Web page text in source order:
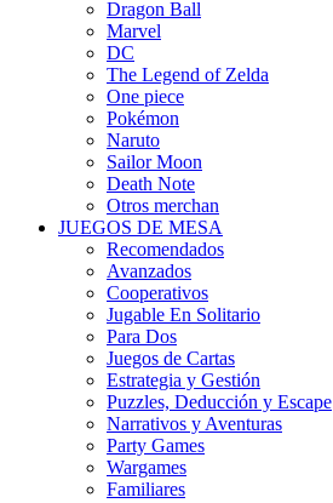
Dragon Ball
Marvel
DC
The Legend of Zelda
One piece
Pokémon
Naruto
Sailor Moon
Death Note
Otros merchan
JUEGOS DE MESA
Recomendados
Avanzados
Cooperativos
Jugable En Solitario
Para Dos
Juegos de Cartas
Estrategia y Gestión
Puzzles, Deducción y Escape
Narrativos y Aventuras
Party Games
Wargames
Familiares